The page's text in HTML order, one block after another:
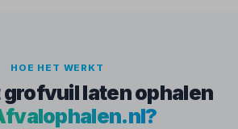
HOE HET WERKT
laten ophalen